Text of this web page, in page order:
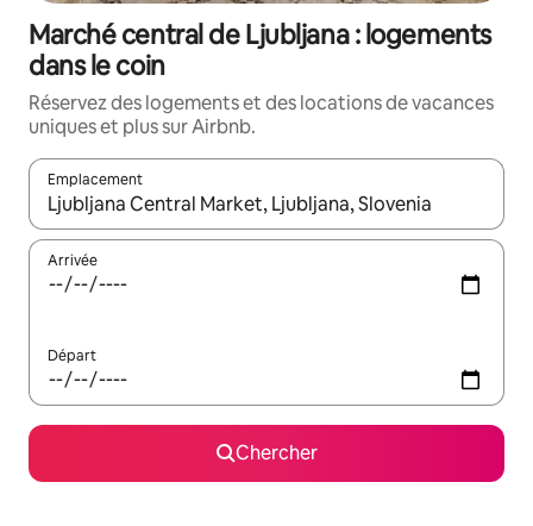
Marché central de Ljubljana : logements
dans le coin
Réservez des logements et des locations de vacances
uniques et plus sur Airbnb.
Emplacement
Quand les résultats sont affichés, parcourez-les en utilisant
Arrivée
Départ
Chercher